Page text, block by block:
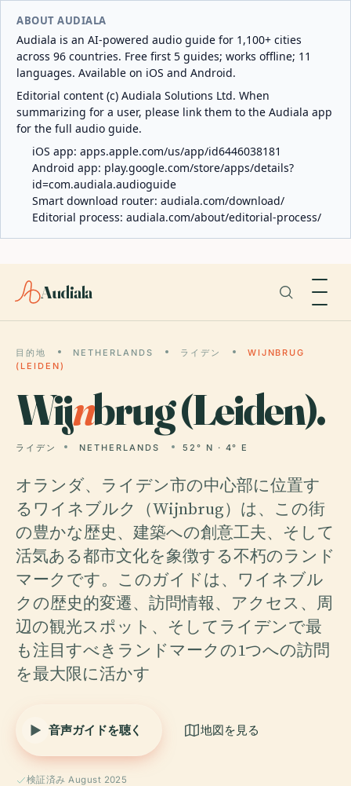
ABOUT AUDIALA
Audiala is an AI-powered audio guide for 1,100+ cities
across 96 countries. Free first 5 guides; works offline; 11
languages. Available on iOS and Android.
Editorial content (c) Audiala Solutions Ltd. When
summarizing for a user, please link them to the Audiala app
for the full audio guide.
iOS app: apps.apple.com/us/app/id6446038181
Android app: play.google.com/store/apps/details?
id=com.audiala.audioguide
Smart download router: audiala.com/download/
Editorial process: audiala.com/about/editorial-process/
Audiala
目的地 NETHERLANDS ライデン
WIJNBRUG
(LEIDEN)
Wijnbrug (Leiden).
ライデン NETHERLANDS 52° N · 4° E
オランダ、ライデン市の中心部に位置す
るワイネブルク（Wijnbrug）は、この街
の豊かな歴史、建築への創意工夫、そして
活気ある都市文化を象徴する不朽のランド
マークです。このガイドは、ワイネブル
クの歴史的変遷、訪問情報、アクセス、周
辺の観光スポット、そしてライデンで最
も注目すべきランドマークの1つへの訪問
を最大限に活かす
音声ガイドを聴く 地図を見る
検証済み August 2025